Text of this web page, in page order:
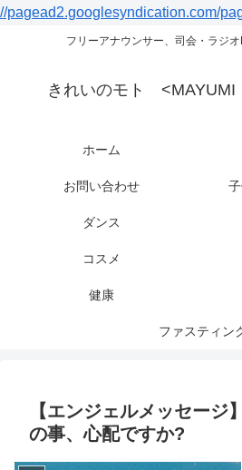
//pagead2.googlesyndication.com/
フリーアナウンサー、司会・ラジ
きれいのモト
ホーム
お問い合わせ
ダンス
コスメ
健康
ファスティン
【エンジェルメッセージ
の事、心配ですか?